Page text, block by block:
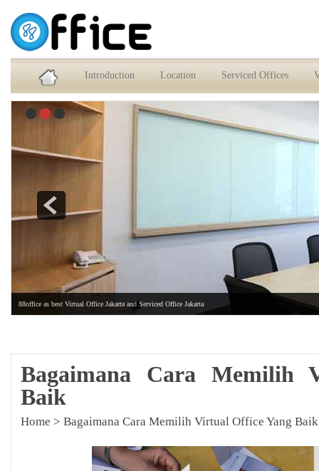
Service Office dan Virtual Office Jakarta Selatan
Introduction Location Serviced Offices
88office as best Virtual Office Jakarta and Serviced Office Jakarta
Bagaimana Cara Memilih
Baik
Home > Bagaimana Cara Memilih Virtual Office Yang Baik